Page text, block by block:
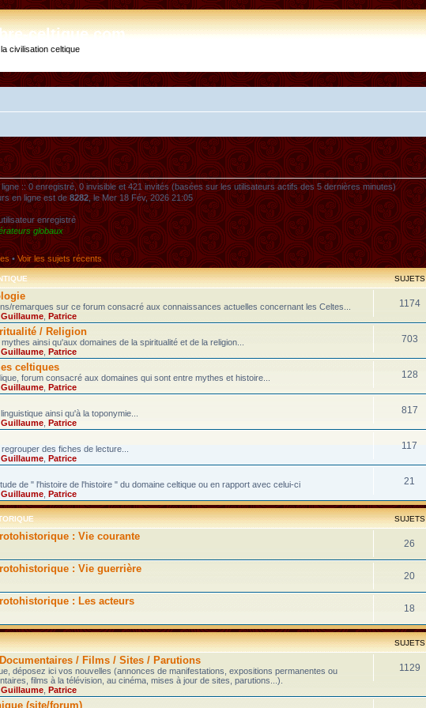
celtique.com
civilisation celtique
:: 0 enregistré, 0 invisible et 421 invités (basées sur les utilisateurs actifs des 5 dernières minutes)
en ligne est de8282, le Mer 18 Fév, 2026 21:05
enregistré
globaux
•Voir les sujets récents
SUJETS
remarques sur ce forum consacré aux connaissances actuelles concernant les Celtes...
Guillaume Patrice
1174
/ Religion
ainsi qu'aux domaines de la spiritualité et de la religion...
Guillaume Patrice
703
celtiques
forum consacré aux domaines qui sont entre mythes et histoire...
Guillaume Patrice
128
ainsi qu'à la toponymie...
Guillaume Patrice
817
des fiches de lecture...
Guillaume Patrice
117
de " l'histoire de l'histoire " du domaine celtique ou en rapport avec celui-ci
Guillaume Patrice
21
SUJETS
: Vie courante
26
: Vie guerrière
20
: Les acteurs
18
SUJETS
/ Films / Sites / Parutions
déposez ici vos nouvelles (annonces de manifestations, expositions permanentes ou
films à la télévision, au cinéma, mises à jour de sites, parutions...).
Guillaume Patrice
1129
(site/forum)